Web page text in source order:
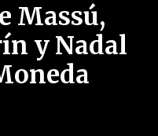
Massú,
y Nadal